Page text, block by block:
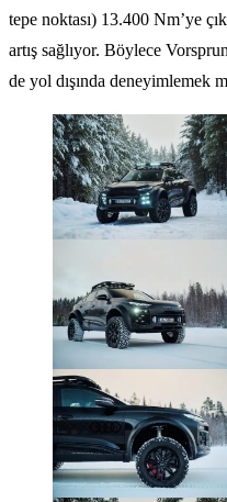
tepe noktası) 13.400 Nm’ye
artış sağlıyor. Böylece
de yol dışında deneyimlemek